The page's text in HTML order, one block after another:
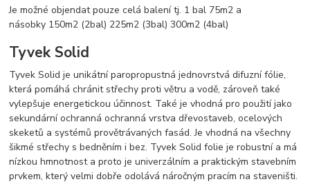
Je možné objendat pouze celá balení tj. 1 bal 75m2 a
násobky 150m2 (2bal) 225m2 (3bal) 300m2 (4bal)
Tyvek Solid
Tyvek Solid je unikátní paropropustná jednovrstvá difuzní fólie,
která pomáhá chránit střechy proti větru a vodě, zároveň také
vylepšuje energetickou účinnost. Také je vhodná pro použití jako
sekundární ochranná ochranná vrstva dřevostaveb, ocelových
skeketů a systémů provětrávaných fasád. Je vhodná na všechny
šikmé střechy s bedněním i bez. Tyvek Solid folie je robustní a má
nízkou hmnotnost a proto je univerzálním a praktickým stavebním
prvkem, který velmi dobře odolává náročným pracím na staveništi.